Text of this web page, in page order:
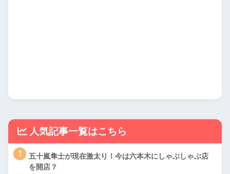
人気記事一覧はこちら
1
五十嵐隼士が現在激太り！今は六本木にしゃぶしゃぶ店
を開店？